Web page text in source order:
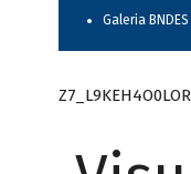
Galeria BNDES